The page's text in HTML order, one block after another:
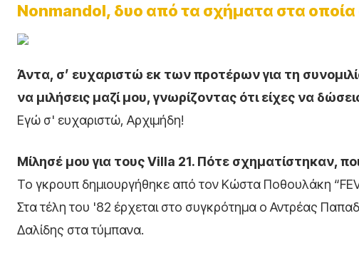
Nonmandol, δυο από τα σχήματα στα οποία
Άντα, σ’ ευχαριστώ εκ των προτέρων για τη
να μιλήσεις μαζί μου, γνωρίζοντας ότι είχες να
Εγώ σ' ευχαριστώ, Αρχιμήδη!
Μίλησέ μου για τουςVilla 21. Πότε σχηματίστηκαν,
Το γκρουπ δημιουργήθηκε από τον Κώστα Ποθουλάκη
Στα τέλη του '82 έρχεται στο συγκρότημα ο Αντρέας
Δαλίδης στα τύμπανα.